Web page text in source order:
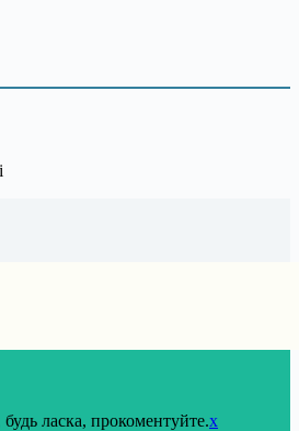
ласка, прокоментуйте.x